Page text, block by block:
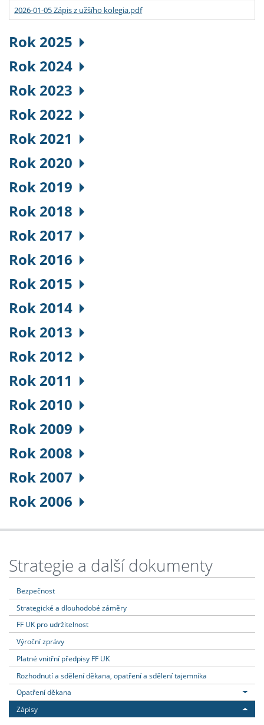
2026-01-05 Zápis z užšího kolegia.pdf
Rok 2025
Rok 2024
Rok 2023
Rok 2022
Rok 2021
Rok 2020
Rok 2019
Rok 2018
Rok 2017
Rok 2016
Rok 2015
Rok 2014
Rok 2013
Rok 2012
Rok 2011
Rok 2010
Rok 2009
Rok 2008
Rok 2007
Rok 2006
Strategie a další dokumenty
Bezpečnost
Strategické a dlouhodobé záměry
FF UK pro udržitelnost
Výroční zprávy
Platné vnitřní předpisy FF UK
Rozhodnutí a sdělení děkana, opatření a sdělení tajemníka
Opatření děkana
Zápisy